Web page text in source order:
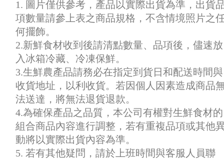
1. 圖片僅供參考，產品以實際出貨為準，出貨
項數量請參上表之商品規格，不含情境照片之
何擺飾。
2.新鮮食材收到後請清點數量、品項後，儘速放
入冰箱冷藏、冷凍保鮮。
3.生鮮農產品請務必在指定到貨日和配送時間與
收貨地址，以利收貨。若因個人因素造成商品
法送達，將無法退貨退款。
4.為確保產品之品質，本公司有權對生鮮食材的
組合商品內容進行調整，若有重複品項或其他
動將以實際出貨內容為準。
5. 若有其他疑問，請於上班時間與客服人員聯